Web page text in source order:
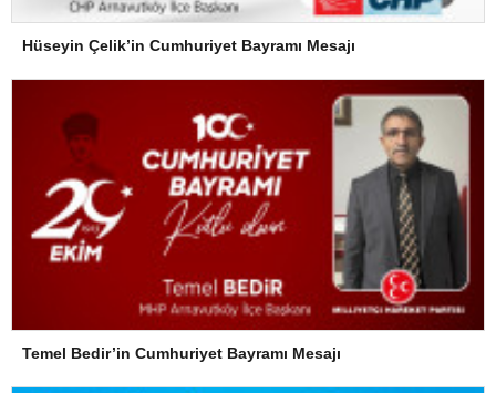
Hüseyin Çelik’in Cumhuriyet Bayramı Mesajı
Temel Bedir’in Cumhuriyet Bayramı Mesajı